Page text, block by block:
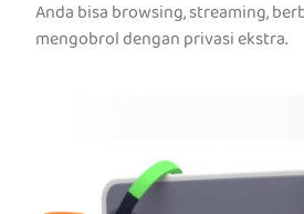
Anda bisa browsing, streaming,
mengobrol dengan privasi ekstra.